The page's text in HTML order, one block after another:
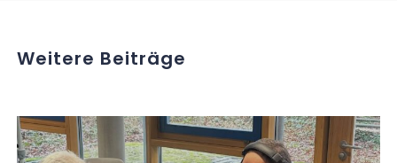
Weitere Beiträge